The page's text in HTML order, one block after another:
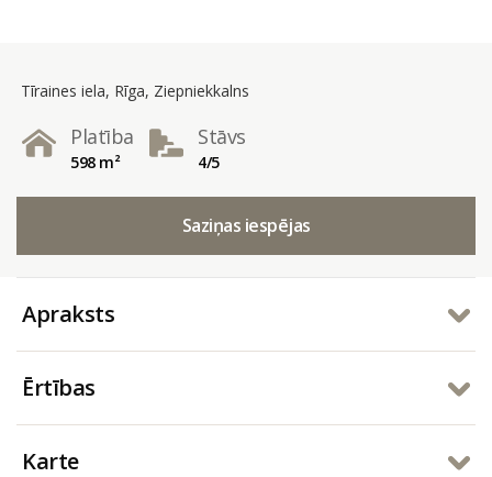
Tīraines iela, Rīga, Ziepniekkalns
Platība
598 m²
Stāvs
4/5
Saziņas iespējas
Apraksts
Ērtības
Karte